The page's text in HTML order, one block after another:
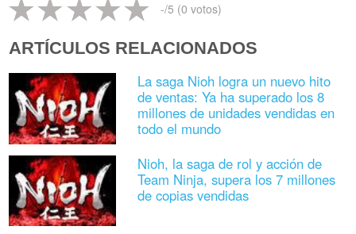
-/5 (0 votos)
ARTÍCULOS RELACIONADOS
La saga Nioh logra un nuevo hito
de ventas: Ya ha superado los 8
millones de unidades vendidas en
todo el mundo
Nioh, la saga de rol y acción de
Team Ninja, supera los 7 millones
de copias vendidas